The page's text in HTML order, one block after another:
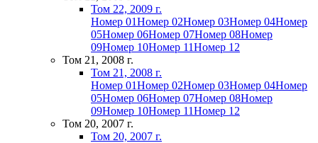
Том 22, 2009 г.
Номер 01Номер 02Номер 03Номер 04Номер
05Номер 06Номер 07Номер 08Номер
09Номер 10Номер 11Номер 12
Том 21, 2008 г.
Том 21, 2008 г.
Номер 01Номер 02Номер 03Номер 04Номер
05Номер 06Номер 07Номер 08Номер
09Номер 10Номер 11Номер 12
Том 20, 2007 г.
Том 20, 2007 г.